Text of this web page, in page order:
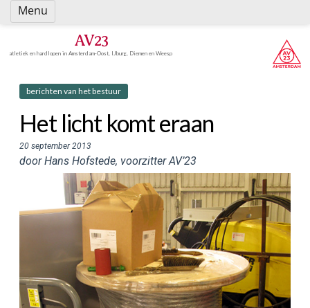
Spring
naar
AV23
atletiek en hardlopen in Amsterdam-Oost, IJburg, Diemen en Weesp
berichten van het bestuur
Het licht komt eraan
20 september 2013
door Hans Hofstede, voorzitter AV’23
Menu